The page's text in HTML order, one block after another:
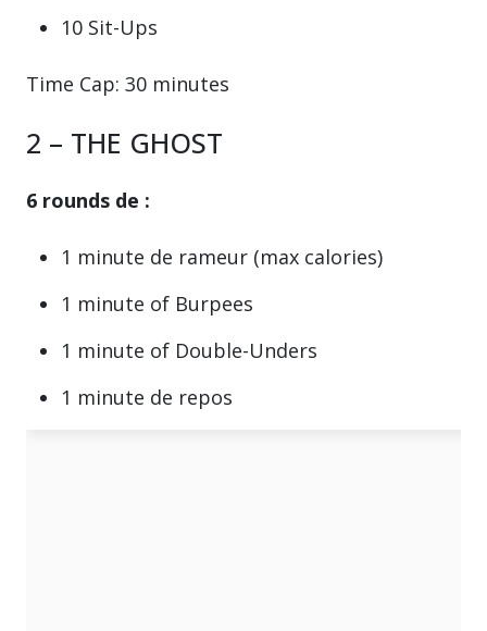
10 Sit-Ups
Time Cap: 30 minutes
2 – THE GHOST
6 rounds de :
1 minute de rameur (max calories)
1 minute of Burpees
1 minute of Double-Unders
1 minute de repos